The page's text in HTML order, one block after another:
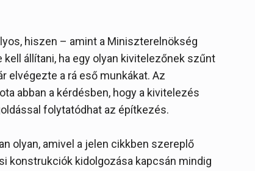
hiszen – amint a Miniszterelnökség
állítani, ha egy olyan kivitelezőnek szűnt
elvégezte a rá eső munkákat. Az
abban a kérdésben, hogy a kivitelezés
folytatódhat az építkezés.
olyan, amivel a jelen cikkben szereplő
konstrukciók kidolgozása kapcsán mindig